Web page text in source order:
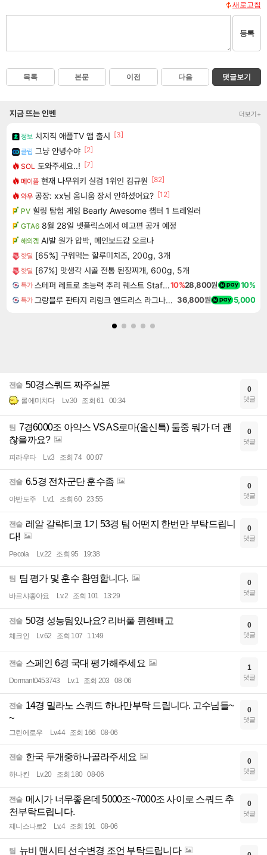
새로고침
등록
목록 본문 이전 다음 댓글보기
지금 뜨는 인벤 더보기+
정보 치지직 애플TV 앱 출시 [3]
클립 그냥 안녕수야 [2]
SOL 도와주세요..! [7]
메이플 현재 나무위키 실검 1위인 김규원 [82]
와우 공장: xx님 옴니움 장서 안하셨어요? [12]
PV 힐링 탐험 게임 Bearly Awesome 챕터 1 트레일러
GTA6 8월 28일 넷플릭스에서 예고편 공개 예정
해외겜 AI발 원가 압박, 메인보드값 오르나
핫딜 [65%] 구워먹는 할루미치즈, 200g, 3개
핫딜 [67%] 맛생각 시골 전통 된장찌개, 600g, 5개
특가 스테퍼 레트로 초능력 추리 퀘스트 Staffer Retro A Supernatural Mystery Quest10%28,800원 10%
특가 그랑블루 판타지 리링크 엔드리스 라그나로크 업그레이드 킷 Granblue Fantasy Relink Endless Ragnarok Upgrade Kit DLC 36,800원 5,000
전술 50경스쿼드 짜주실분
롤에미치다 Lv.30 조회 61 00:34
0
댓글
팀 7경6000조 아약스 VS AS로마(올신특) 둘중 뭐가 더 괜
찮을까요?
피라우타 Lv.3 조회 74 00:07
0
댓글
전술 6.5경 전차군단 훈수좀
야반도주 Lv.1 조회 60 23:55
0
댓글
전술 레알 갈락티코 1기 53경 팀 어떤지 한번만 부탁드립니
다!
Pecoia Lv.22 조회 95 19:38
0
댓글
팀 팀 평가 및 훈수 환영합니다.
바르샤좋아요 Lv.2 조회 101 13:29
0
댓글
전술 50경 성능팀있나요? 리버풀 뮌헨빼고
체크인 Lv.62 조회 107 11:49
0
댓글
전술 스페인 6경 국대 평가해주세요
Dormant0453743 Lv.1 조회 203 08-06
1
댓글
전술 14경 밀라노 스쿼드 하나만부탁 드립니다. 고수님들~
~
그린에로우 Lv.44 조회 166 08-06
0
댓글
전술 한국 두개중하나골라주세요
하나킨 Lv.20 조회 180 08-06
0
댓글
전술 메시가 너무좋은데 5000조~7000조 사이로 스쿼드 추
천부탁드립니다.
제니스나로2 Lv.4 조회 191 08-06
0
댓글
팀 뉴비 맨시티 선수변경 조언 부탁드립니다